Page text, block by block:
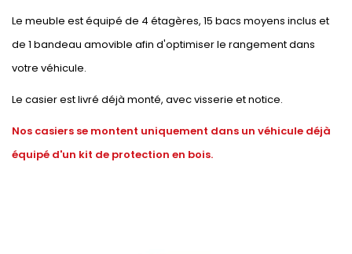
Le meuble est équipé de 4 étagères, 15 bacs moyens inclus et
de 1 bandeau amovible afin d'optimiser le rangement dans
votre véhicule.
Le casier est livré déjà monté, avec visserie et notice.
Nos casiers se montent uniquement dans un véhicule déjà
équipé d'un kit de protection en bois.